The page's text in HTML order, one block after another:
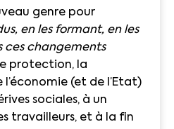
genre pour
en les formant, en les
changements
protection, la
(et de l’Etat)
sociales, à un
travailleurs, et à la fin